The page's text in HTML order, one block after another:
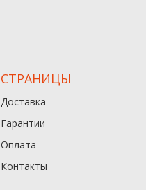
СТРАНИЦЫ
Доставка
Гарантии
Оплата
Контакты